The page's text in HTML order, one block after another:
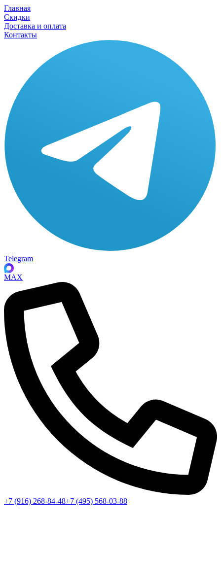
Главная
Скидки
Доставка и оплата
Контакты
Telegram
MAX
+7 (916) 268-84-48+7 (495) 568-03-88